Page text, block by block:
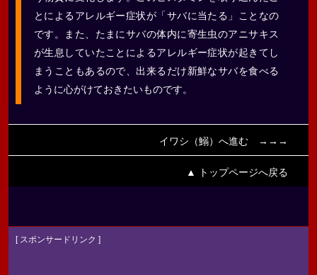
とによるアレルギー症状が「サバに当たる」ことなの
です。また、たまにサバの体内に寄生虫のアニサキス
が生息していたことによるアレルギー症状が起きてし
まうこともあるので、出来るだけ新鮮なサバを食べる
ように心がけておきたいものです。
イワシ（鰯）へ進む →→→
▲ トップページへ戻る
[ スポンサードリンク ]